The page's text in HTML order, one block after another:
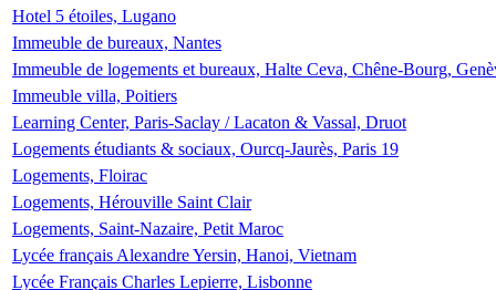
Hotel 5 étoiles, Lugano
Immeuble de bureaux, Nantes
Immeuble de logements et bureaux, Halte Ceva, Chêne-Bourg,
Immeuble villa, Poitiers
Learning Center, Paris-Saclay / Lacaton & Vassal, Druot
Logements étudiants & sociaux, Ourcq-Jaurès, Paris 19
Logements, Floirac
Logements, Hérouville Saint Clair
Logements, Saint-Nazaire, Petit Maroc
Lycée français Alexandre Yersin, Hanoi, Vietnam
Lycée Français Charles Lepierre, Lisbonne